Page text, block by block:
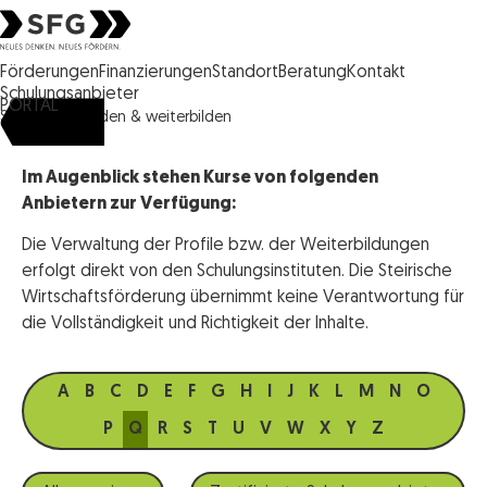
Steirische Wirtschaftsförderungsgesellschaft mbH SFG Logo
FörderungenFinanzierungenStandortBeratungKontakt
PORTAL
Schulungsanbieter
SFG ausbilden & weiterbilden
Im Augenblick stehen Kurse von folgenden
Anbietern zur Verfügung:
Die Verwaltung der Profile bzw. der Weiterbildungen
erfolgt direkt von den Schulungsinstituten. Die Steirische
Wirtschaftsförderung übernimmt keine Verantwortung für
die Vollständigkeit und Richtigkeit der Inhalte.
A B C D E F G H J K L M N O
P Q R S U V W X Y Z